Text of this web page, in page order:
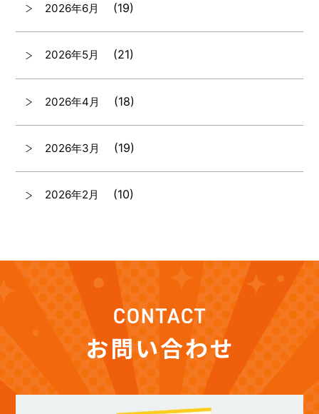
2026年6月 (19)
2026年5月 (21)
2026年4月 (18)
2026年3月 (19)
2026年2月 (10)